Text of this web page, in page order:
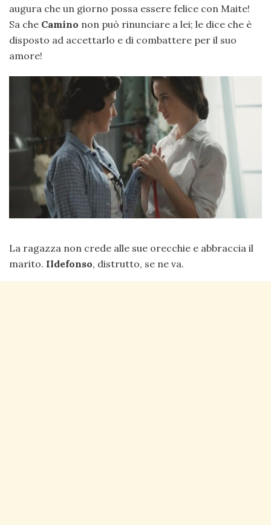
augura che un giorno possa essere felice con Maite!
Sa che Camino non può rinunciare a lei; le dice che è
disposto ad accettarlo e di combattere per il suo
amore!
La ragazza non crede alle sue orecchie e abbraccia il
marito. Ildefonso, distrutto, se ne va.